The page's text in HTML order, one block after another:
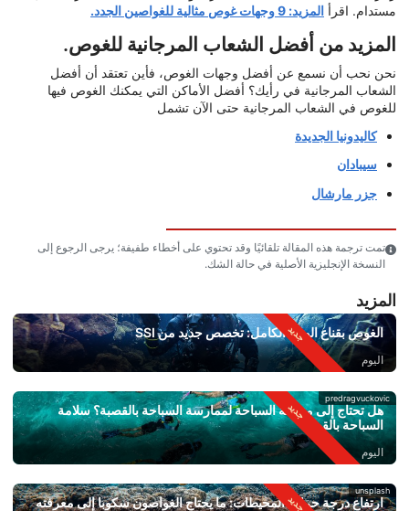
مستدام. اقرأ المزيد: 9 وجهات غوص مثالية للغواصين الجدد.
المزيد من أفضل الشعاب المرجانية للغوص.
نحن نحب أن نسمع عن أفضل وجهات الغوص، فأين تعتقد أن أفضل
الشعاب المرجانية في رأيك؟ أفضل الأماكن التي يمكنك الغوص فيها
للغوص في الشعاب المرجانية حتى الآن تشمل
كاليدونيا الجديدة
سيبادان
جزر مارشال
تمت ترجمة هذه المقالة تلقائيًا وقد تحتوي على أخطاء طفيفة؛ يرجى الرجوع إلى
النسخة الإنجليزية الأصلية في حالة الشك.
المزيد
الغوص بقناع الوجه الكامل: تخصص جديد من SSI
اليوم
predragvuckovic
هل تحتاج إلى معرفة السباحة لممارسة السباحة بالقصبة؟ سلامة
السباحة بالقصبة
اليوم
unsplash
ارتفاع درجة حرارة المحيطات: ما يحتاج الغواصون سكوبا إلى معرفته